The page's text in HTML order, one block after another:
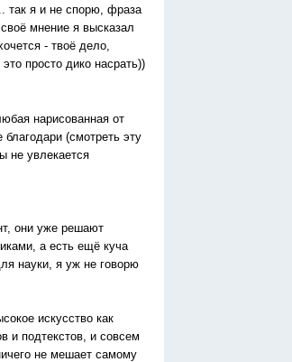
так я и не спорю, фраза
мнение я высказал
- твоё дело,
просто дико насрать))
нарисованная от
(смотреть эту
не увлекается
они уже решают
а есть ещё куча
науки, я уж не говорю
искусство как
и подтекстов, и совсем
не мешает самому